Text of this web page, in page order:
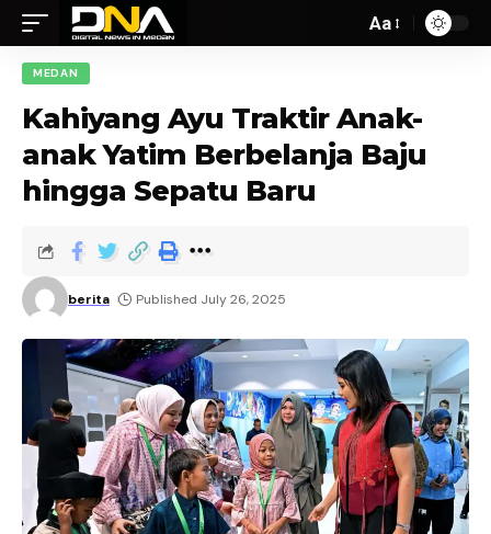
Aa
MEDAN
Kahiyang Ayu Traktir Anak-
anak Yatim Berbelanja Baju
hingga Sepatu Baru
berita Published July 26, 2025